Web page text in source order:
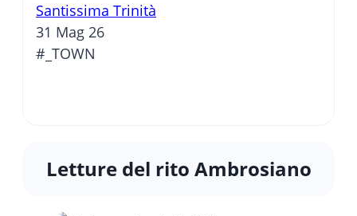
Santissima Trinità
31 Mag 26
#_TOWN
Letture del rito Ambrosiano